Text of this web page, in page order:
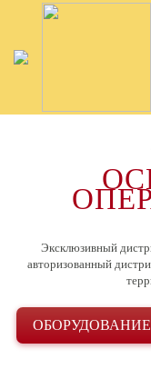
Эксклюзивный
авторизованный
ОБОРУДОВАНИЕ